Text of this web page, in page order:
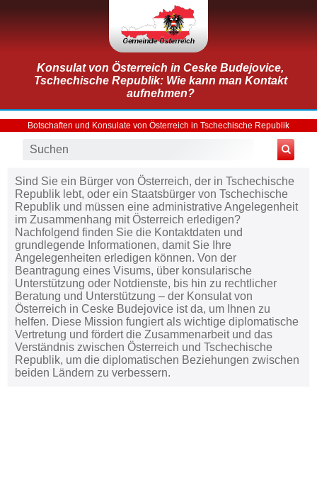
Konsulat von Österreich in Ceske Budejovice,
Tschechische Republik: Wie kann man Kontakt
aufnehmen?
Botschaften und Konsulate von Österreich in Tschechische Republik
Sind Sie ein Bürger von Österreich, der in Tschechische
Republik lebt, oder ein Staatsbürger von Tschechische
Republik und müssen eine administrative Angelegenheit
im Zusammenhang mit Österreich erledigen?
Nachfolgend finden Sie die Kontaktdaten und
grundlegende Informationen, damit Sie Ihre
Angelegenheiten erledigen können. Von der
Beantragung eines Visums, über konsularische
Unterstützung oder Notdienste, bis hin zu rechtlicher
Beratung und Unterstützung – der Konsulat von
Österreich in Ceske Budejovice ist da, um Ihnen zu
helfen. Diese Mission fungiert als wichtige diplomatische
Vertretung und fördert die Zusammenarbeit und das
Verständnis zwischen Österreich und Tschechische
Republik, um die diplomatischen Beziehungen zwischen
beiden Ländern zu verbessern.